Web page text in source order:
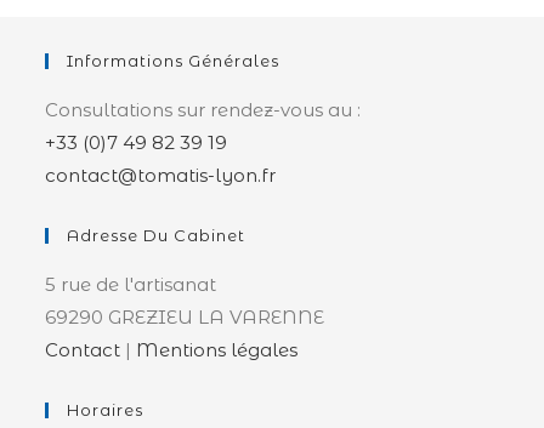
Informations Générales
Consultations sur rendez-vous au :
+33 (0)7 49 82 39 19
contact@tomatis-lyon.fr
Adresse Du Cabinet
5 rue de l'artisanat
69290 GREZIEU LA VARENNE
Contact | Mentions légales
Horaires